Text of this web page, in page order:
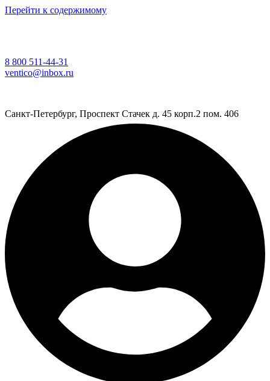
Перейти к содержимому
8 800 511-44-31
ventico@inbox.ru
Санкт-Петербург, Проспект Стачек д. 45 корп.2 пом. 406